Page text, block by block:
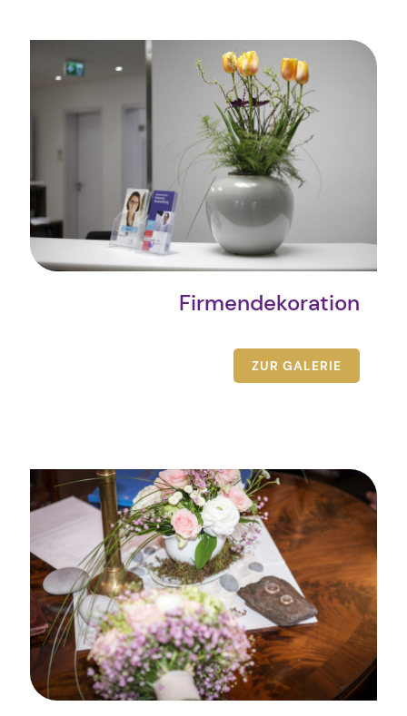
Firmendekoration
ZUR GALERIE